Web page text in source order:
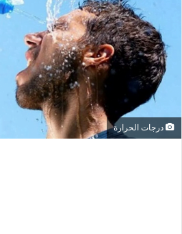
درجات الحرارة